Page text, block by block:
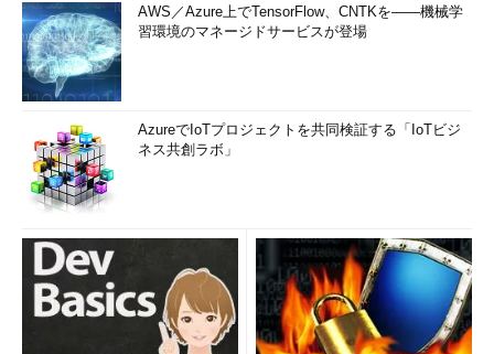
AWS／Azure上でTensorFlow、CNTKを――機械学
習環境のマネージドサービスが登場
AzureでIoTプロジェクトを共同検証する「IoTビジ
ネス共創ラボ」